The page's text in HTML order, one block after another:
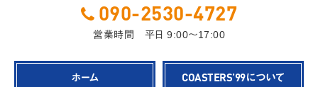
090-2530-4727
営業時間 平日 9:00～17:00
ホーム COASTERS’99について